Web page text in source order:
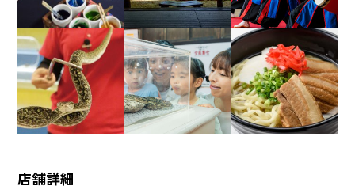
店舗詳細